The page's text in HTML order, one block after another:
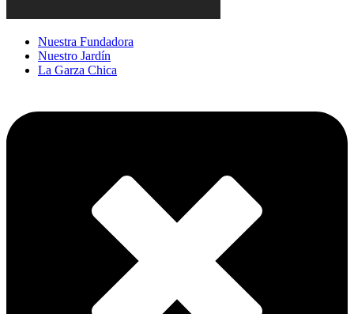
Nuestra Fundadora
Nuestro Jardín
La Garza Chica